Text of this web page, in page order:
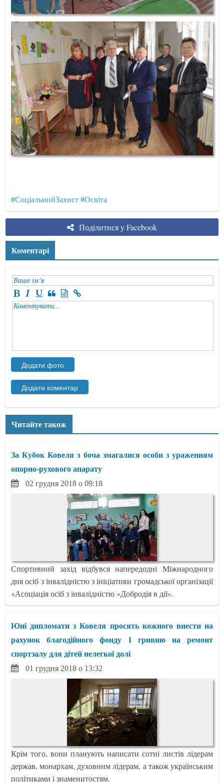
#СоціальнийЗахист #Освіта
Поділитися у Facebook
Коментарі
Читайте також
За Кубок Ковеля з боча змагалися особи з ураженням
опорно-рухового апарату
02 грудня 2018 о 09:18
Спортивний захід відбувся напередодні Міжнародного
дня осіб з інвалідністю з ініціативи громадської організації
«Асоціація осіб з інвалідністю «Добродія в дії».
Юні дипломати з Ковеля просять кожного внести на
рахунок благодійного фонду 1 гривню на ремонт
спортзалу для дітей нелегкої долі
01 грудня 2018 о 13:32
Крім того, вони планують написати сотні листів лідерам
держав, монархам, духовним лідерам, а також українським
політиками і знаменитостям.